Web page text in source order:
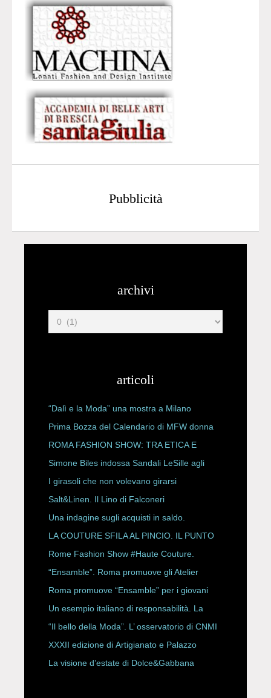
Pubblicità
archivi
articoli
“Dalì e la Moda” una mostra a Milano
Prima Bozza del Calendario di MFW donna
P/E 2027
ROMA FASHION SHOW: TRA ETICA E
HAUTE COUTURE
Simone Biles indossa Sandali LeSille agli
ESPY Awards 2026
I girasoli che non volevano girarsi
Salt&Linen. Il Lino di Falconeri
Una indagine sugli acquisti in saldo.
LA COUTURE SFILA AL PINCIO. IL PUNTO
CON ALESSANDRO ONORATO E
ROBERTA ANGELILLI
Rome Fashion Show #Haute Couture.
“Ensamble”. Roma promuove gli Atelier
Storici
Roma promuove “Ensamble” per i giovani
Un esempio italiano di responsabilità. La
Rete Slow Fiber
“Il bello della Moda”. L’ osservatorio di CNMI
XXXII edizione di Artigianato e Palazzo
La visione d’estate di Dolce&Gabbana